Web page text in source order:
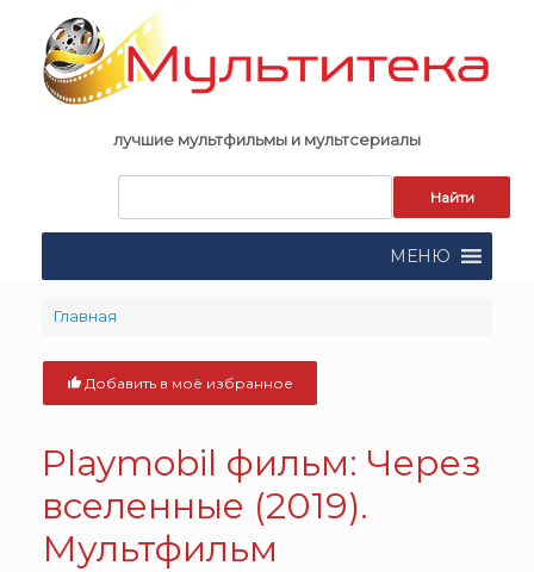
content
лучшие мультфильмы и мультсериалы
поиска:
МЕНЮ
Главная
Добавить в моё избранное
Playmobil фильм: Через
вселенные (2019).
Мультфильм